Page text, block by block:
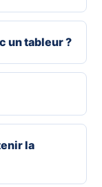
un tableur ?
la